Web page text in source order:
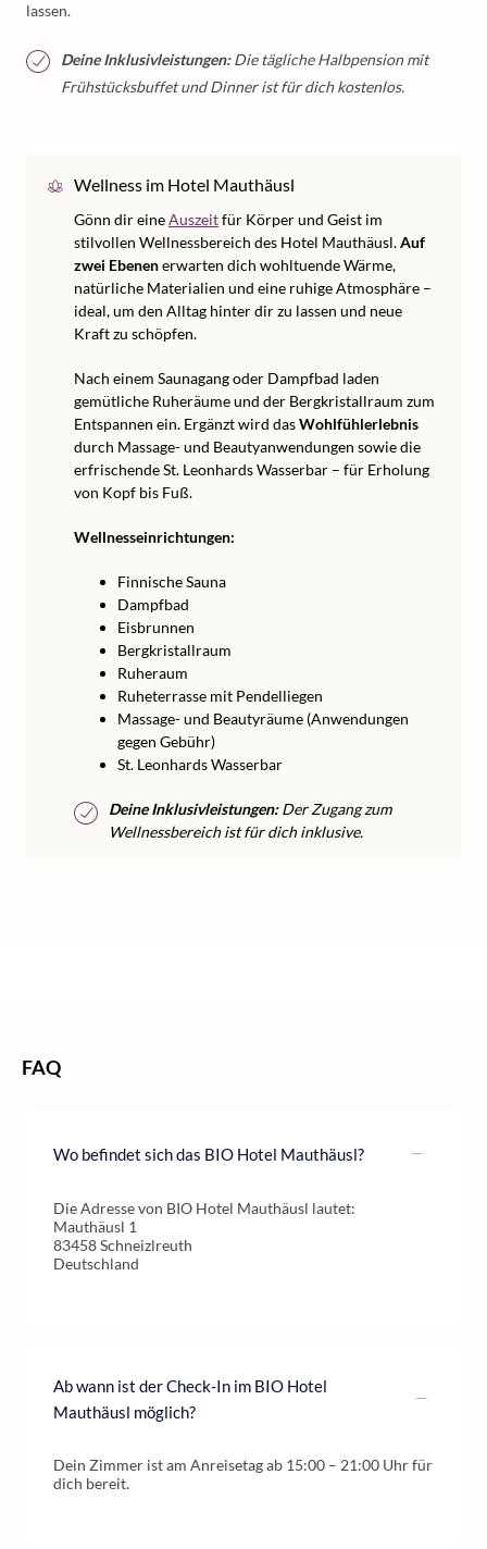
lassen.
Deine Inklusivleistungen:Die tägliche Halbpension mit
Frühstücksbuffet und Dinner ist für dich kostenlos.
Wellness im Hotel Mauthäusl
Gönn dir eineAuszeitfür Körper und Geist im
stilvollen Wellnessbereich des Hotel Mauthäusl.Auf
zwei Ebenenerwarten dich wohltuende Wärme,
natürliche Materialien und eine ruhige Atmosphäre –
ideal, um den Alltag hinter dir zu lassen und neue
Kraft zu schöpfen.
Nach einem Saunagang oder Dampfbad laden
gemütliche Ruheräume und der Bergkristallraum zum
Entspannen ein. Ergänzt wird dasWohlfühlerlebnis
durch Massage- und Beautyanwendungen sowie die
erfrischende St. Leonhards Wasserbar – für Erholung
von Kopf bis Fuß.
Wellnesseinrichtungen:
Finnische Sauna
Dampfbad
Eisbrunnen
Bergkristallraum
Ruheraum
Ruheterrasse mit Pendelliegen
Massage- und Beautyräume (Anwendungen
gegen Gebühr)
St. Leonhards Wasserbar
Deine Inklusivleistungen:Der Zugang zum
Wellnessbereich ist für dich inklusive.
FAQ
Wo befindet sich das BIO Hotel Mauthäusl?
Die Adresse von BIO Hotel Mauthäusl lautet:
Mauthäusl 1
83458 Schneizlreuth
Deutschland
Ab wann ist der Check-In im BIO Hotel
Mauthäusl möglich?
Dein Zimmer ist am Anreisetag ab 15:00 – 21:00 Uhr für
dich bereit.